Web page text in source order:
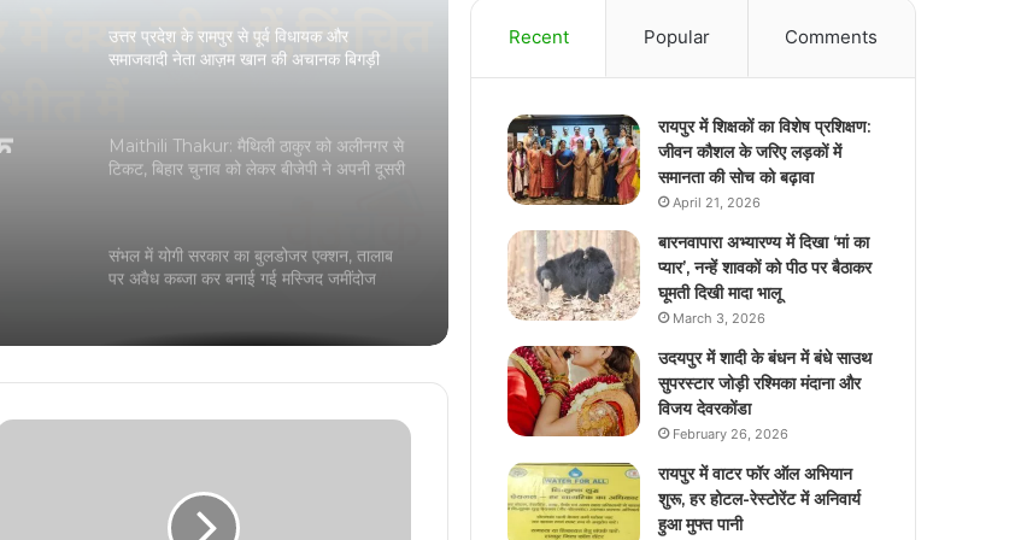
उत्तर प्रदेश के रामपुर से पूर्व विधायक और
समाजवादी नेता आज़म खान की अचानक बिगड़ी
Maithili Thakur: मैथिली ठाकुर को अलीनगर से
टिकट, बिहार चुनाव को लेकर बीजेपी ने अपनी दूसरी
संभल में योगी सरकार का बुलडोजर एक्शन, तालाब
पर अवैध कब्जा कर बनाई गई मस्जिद जमींदोज
टकराई कार मौके पर 5 की मौत… 2 लोग घायल
ने वीडियो ट्वीट कर किया दावा
Recent Popular Comments
रायपुर में शिक्षकों का विशेष प्रशिक्षण:
जीवन कौशल के जरिए लड़कों में
समानता की सोच को बढ़ावा
April 21, 2026
बारनवापारा अभ्यारण्य में दिखा ‘मां का
प्यार’, नन्हें शावकों को पीठ पर बैठाकर
घूमती दिखी मादा भालू
March 3, 2026
उदयपुर में शादी के बंधन में बंधे साउथ
सुपरस्टार जोड़ी रश्मिका मंदाना और
विजय देवरकोंडा
February 26, 2026
रायपुर में वाटर फॉर ऑल अभियान
शुरू, हर होटल-रेस्टोरेंट में अनिवार्य
हुआ मुफ्त पानी